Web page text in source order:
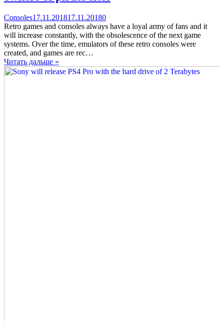
Categories
ConsolesPosted
on
17.11.201817.11.20180comments
on
Nintendo
sued
from
Retro games and consoles always have a loyal army of fans and it
will increase constantly, with the obsolescence of the next game
systems. Over the time, emulators of these retro consoles were
created, and games are rec…
Читать дальше »